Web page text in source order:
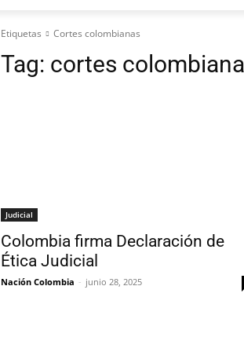
Etiquetas Cortes colombianas
Tag: cortes
Judicial
Colombia firma Declaración de
Ética Judicial
Nación Colombia - junio 28, 2025